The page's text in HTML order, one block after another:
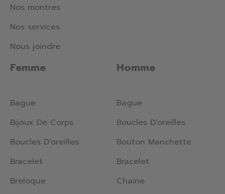
Femme
Bague
Bijoux De Corps
Boucles D'oreilles
Bracelet
Breloque
Homme
Bague
Boucles D'oreilles
Bouton Manchette
Bracelet
Chaine
Nos montres
Nos services
Nous joindre